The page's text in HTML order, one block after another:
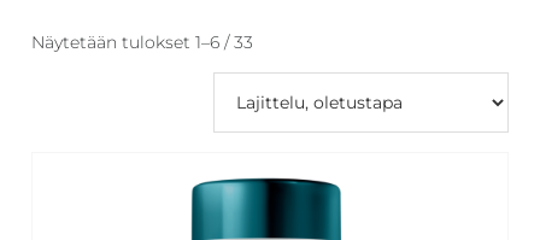
Neostrata,
Näytetään tulokset 1–6 / 33